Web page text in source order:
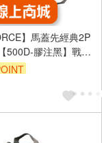
】馬蓋先經典2P
背包 登山背包 電腦包 台灣製